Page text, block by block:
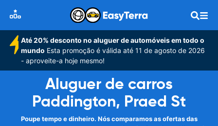
Até 20% desconto no aluguer de automóveis em todo o
mundo Esta promoção é válida até 11 de agosto de 2026
- aproveite-a hoje mesmo!
Aluguer de carros
Paddington, Praed St
Poupe tempo e dinheiro. Nós comparamos as ofertas das